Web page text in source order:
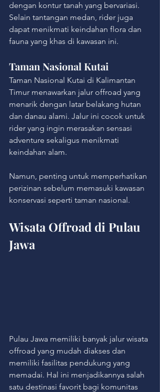
dengan kontur tanah yang bervariasi.
Selain tantangan medan, rider juga
dapat menikmati keindahan flora dan
fauna yang khas di kawasan ini.
Taman Nasional Kutai
Taman Nasional Kutai di Kalimantan
Timur menawarkan jalur offroad yang
menarik dengan latar belakang hutan
dan danau alami. Jalur ini cocok untuk
rider yang ingin merasakan sensasi
adventure sekaligus menikmati
keindahan alam.
Namun, penting untuk memperhatikan
perizinan sebelum memasuki kawasan
konservasi seperti taman nasional.
Wisata Offroad di Pulau
Jawa
Pulau Jawa memiliki banyak jalur wisata
offroad yang mudah diakses dan
memiliki fasilitas pendukung yang
memadai. Hal ini menjadikannya salah
satu destinasi favorit bagi komunitas